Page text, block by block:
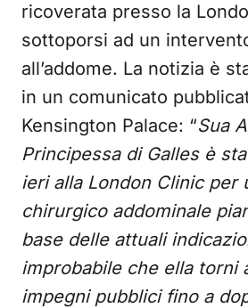
ricoverata presso la
sottoporsi ad un
all’addome. La notizia è
in un comunicato
Kensington Palace: “Sua
Principessa di Galles è
ieri alla London Clinic per
chirurgico addominale
base delle attuali
improbabile che ella torni
impegni pubblici fino a